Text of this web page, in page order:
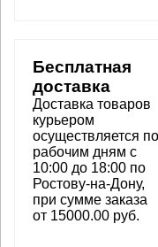
Бесплатная
доставка
Доставка товаров
курьером
осуществляется по
рабочим дням с
10:00 до 18:00 по
Ростову-на-Дону,
при сумме заказа
от 15000.00 руб.